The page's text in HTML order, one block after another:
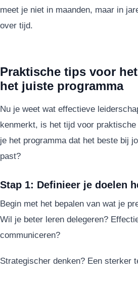
meet je niet in maanden, maar in
over tijd.
Praktische tips voor
het juiste programma
Nu je weet wat effectieve
kenmerkt, is het tijd voor
je het programma dat het beste bij
past?
Stap 1: Definieer je doelen
Begin met het bepalen van wat je
Wil je beter leren delegeren?
communiceren?
Strategischer denken? Een sterker